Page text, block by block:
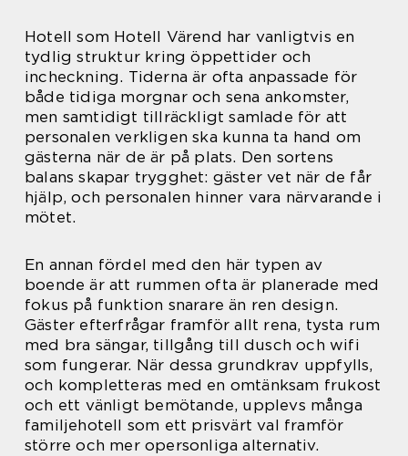
Hotell som Hotell Värend har vanligtvis en
tydlig struktur kring öppettider och
incheckning. Tiderna är ofta anpassade för
både tidiga morgnar och sena ankomster,
men samtidigt tillräckligt samlade för att
personalen verkligen ska kunna ta hand om
gästerna när de är på plats. Den sortens
balans skapar trygghet: gäster vet när de får
hjälp, och personalen hinner vara närvarande i
mötet.
En annan fördel med den här typen av
boende är att rummen ofta är planerade med
fokus på funktion snarare än ren design.
Gäster efterfrågar framför allt rena, tysta rum
med bra sängar, tillgång till dusch och wifi
som fungerar. När dessa grundkrav uppfylls,
och kompletteras med en omtänksam frukost
och ett vänligt bemötande, upplevs många
familjehotell som ett prisvärt val framför
större och mer opersonliga alternativ.